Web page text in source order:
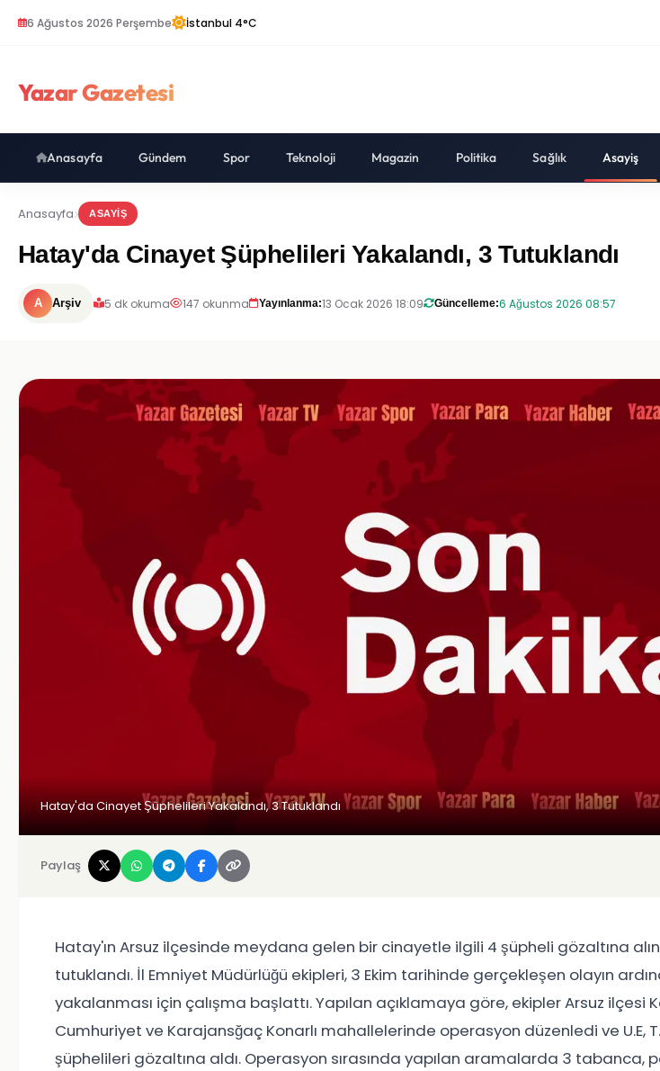
6 Ağustos 2026 Perşembe İstanbul 4°C
Yazar Gazetesi
Anasayfa Gündem Spor Teknoloji Magazin Politika Sağlık Asayiş
Anasayfa ASAYIŞ
Hatay'da Cinayet Şüphelileri Yakalandı, 3 Tutuklandı
A Arşiv 5 dk okuma 147 okunma Yayınlanma:13 Ocak 2026 18:09 Güncelleme:6 Ağustos 2026 08:57
Hatay'da Cinayet Şüphelileri Yakalandı, 3 Tutuklandı
Paylaş
Hatay'ın Arsuz ilçesinde meydana gelen bir cinayetle ilgili 4 şüpheli gözaltına
tutuklandı. İl Emniyet Müdürlüğü ekipleri, 3 Ekim tarihinde gerçekleşen olayın
yakalanması için çalışma başlattı. Yapılan açıklamaya göre, ekipler Arsuz ilçesi
Cumhuriyet ve Karajansğaç Konarlı mahallelerinde operasyon düzenledi ve U.E,
şüphelileri gözaltına aldı. Operasyon sırasında yapılan aramalarda 3 tabanca,